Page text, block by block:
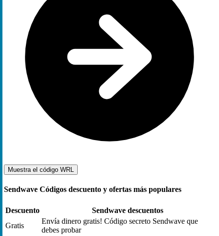
Muestra el código WRL
Sendwave Códigos descuento y ofertas más populares
Descuento
Sendwave descuentos
Gratis
Envía dinero gratis! Código secreto Sendwave que
debes probar